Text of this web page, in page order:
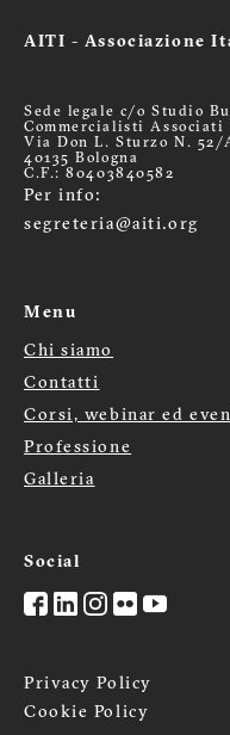
AITI - Associazione
Sede legale c/o Studio
Commercialisti Associati
Via Don L. Sturzo N. 52/
40135 Bologna
C.F.: 80403840582
Per info:
segreteria@aiti.org
Menu
Menù
footer
Chi siamo
Contatti
Corsi, webinar ed
Professione
Galleria
Social
Privacy Policy
Cookie Policy